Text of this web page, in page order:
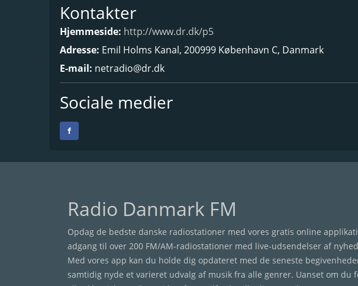
Kontakter
Hjemmeside: http://www.dr.dk/p5
Adresse: Emil Holms Kanal, 200999 København C, Danmark
E-mail: netradio@dr.dk
Sociale medier
Radio Danmark FM
Opdag de bedste danske radiostationer med vores gratis online
adgang til over 200 FM/AM-radiostationer med live-udsendelser af
Med vores app kan du holde dig opdateret med de seneste
samtidig nyde et varieret udvalg af musik fra alle genrer. Uanset om du